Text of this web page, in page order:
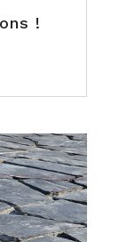
!